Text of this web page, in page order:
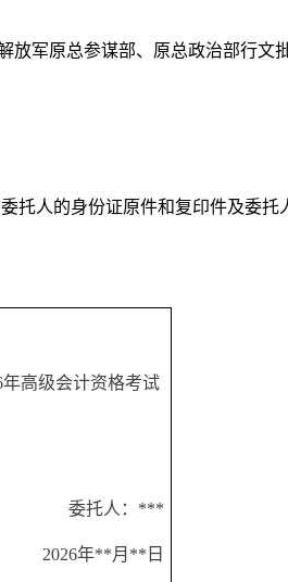
放军原总参谋部、原总政治部行文
托人的身份证原件和复印件及委
高级会计资格考试
委托人：***
2026年**月**日